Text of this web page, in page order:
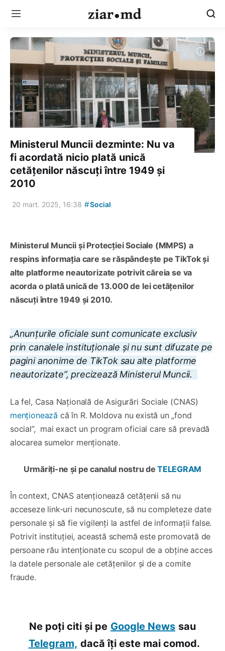
Ministerul Muncii dezminte: Nu va
fi acordată nicio plată unică
cetățenilor născuți între 1949 și
2010
20 mart. 2025, 16:38 #Social
Ministerul Muncii și Protecției Sociale (MMPS) a
respins informația care se răspândește pe TikTok și
alte platforme neautorizate potrivit căreia se va
acorda o plată unică de 13.000 de lei cetățenilor
născuți între 1949 și 2010.
„Anunțurile oficiale sunt comunicate exclusiv
prin canalele instituționale și nu sunt difuzate pe
pagini anonime de TikTok sau alte platforme
neautorizate”, precizează Ministerul Muncii.
La fel, Casa Națională de Asigurări Sociale (CNAS)
menționează că în R. Moldova nu există un „fond
social”, mai exact un program oficial care să prevadă
alocarea sumelor menționate.
Urmăriți-ne și pe canalul nostru deTELEGRAM
În context, CNAS atenționează cetățenii să nu
acceseze link-uri necunoscute, să nu completeze date
personale și să fie vigilenți la astfel de informații false.
Potrivit instituției, această schemă este promovată de
persoane rău intenționate cu scopul de a obține acces
la datele personale ale cetățenilor și de a comite
fraude.
Ne poți citi și pe Google News sau
Telegram, dacă îți este mai comod.